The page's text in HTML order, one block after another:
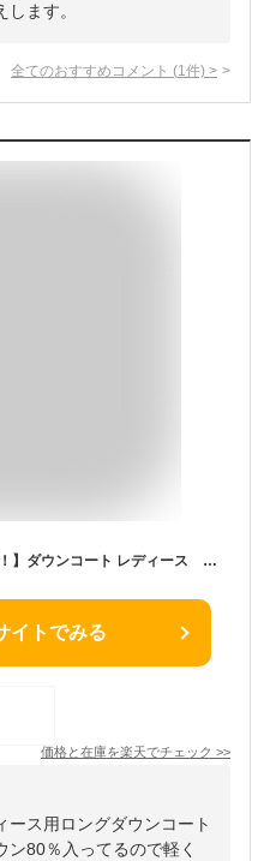
ます。
全てのおすすめコメント (1 件) >
【シンプルでオシャレ防寒性抜群！】ダウンコート レディース 膝下コート ロングダウンコート レディース アウター保温/防風/通勤/通学 膝下ダウンコート レディース ダブルファスナー ダウンジャケットレディース ライトブラウン/ブラック/オフホワイト
イトでみる
価格と在庫を楽天でチェック >>
ース用ロングダウンコート
80％入ってるので軽く